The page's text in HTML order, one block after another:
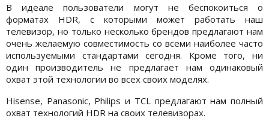
В идеале пользователи могут не беспокоиться о
форматах HDR, с которыми может работать наш
телевизор, но только несколько брендов предлагают нам
очень желаемую совместимость со всеми наиболее часто
используемыми стандартами сегодня. Кроме того, ни
один производитель не предлагает нам одинаковый
охват этой технологии во всех своих моделях.
Hisense, Panasonic, Philips и TCL предлагают нам полный
охват технологий HDR на своих телевизорах.